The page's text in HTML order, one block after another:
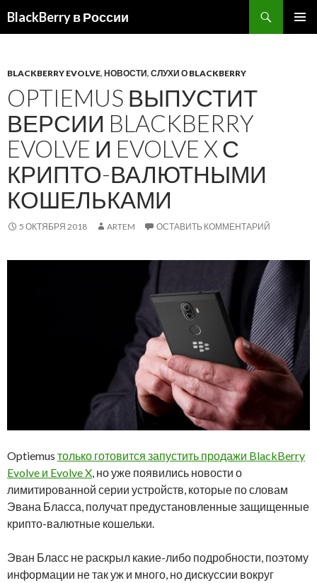
BlackBerry в России
BLACKBERRY EVOLVE, НОВОСТИ, СЛУХИ О BLACKBERRY
OPTIEMUS ВЫПУСТИТ
ВЕРСИИ BLACKBERRY
EVOLVE И EVOLVE X С
КРИПТО-ВАЛЮТНЫМИ
КОШЕЛЬКАМИ
5 ОКТЯБРЯ 2018 ARTEM ОСТАВИТЬ КОММЕНТАРИЙ
Optiemus только готовится запустить продажи BlackBerry
Evolve и Evolve X , но уже появились новости о
лимитированной серии устройств, которые по словам
Эвана Бласса, получат предустановленные защищенные
крипто-валютные кошельки.
Эван Бласс не раскрыл какие-либо подробности, поэтому
информации не так уж и много, но дискуссии вокруг